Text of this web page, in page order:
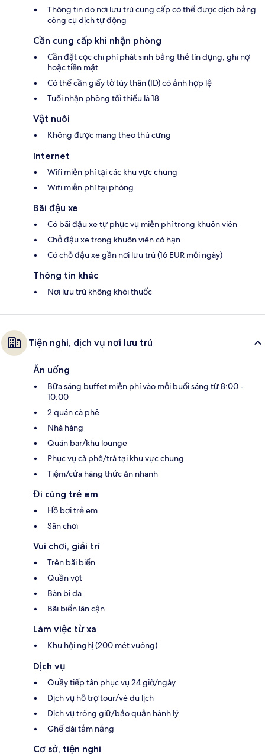
Thông tin do nơi lưu trú cung cấp có thể được dịch bằng
công cụ dịch tự động
Cần cung cấp khi nhận phòng
Cần đặt cọc chi phí phát sinh bằng thẻ tín dụng, ghi nợ
hoặc tiền mặt
Có thể cần giấy tờ tùy thân (ID) có ảnh hợp lệ
Tuổi nhận phòng tối thiểu là 18
Vật nuôi
Không được mang theo thú cưng
Internet
Wifi miễn phí tại các khu vực chung
Wifi miễn phí tại phòng
Bãi đậu xe
Có bãi đậu xe tự phục vụ miễn phí trong khuôn viên
Chỗ đậu xe trong khuôn viên có hạn
Có chỗ đậu xe gần nơi lưu trú (16 EUR mỗi ngày)
Thông tin khác
Nơi lưu trú không khói thuốc
Tiện nghi, dịch vụ nơi lưu trú
Ăn uống
Bữa sáng buffet miễn phí vào mỗi buổi sáng từ 8:00 -
10:00
2 quán cà phê
Nhà hàng
Quán bar/khu lounge
Phục vụ cà phê/trà tại khu vực chung
Tiệm/cửa hàng thức ăn nhanh
Đi cùng trẻ em
Hồ bơi trẻ em
Sân chơi
Vui chơi, giải trí
Trên bãi biển
Quần vợt
Bàn bi da
Bãi biển lân cận
Làm việc từ xa
Khu hội nghị (200 mét vuông)
Dịch vụ
Quầy tiếp tân phục vụ 24 giờ/ngày
Dịch vụ hỗ trợ tour/vé du lịch
Dịch vụ trông giữ/bảo quản hành lý
Ghế dài tắm nắng
Cơ sở, tiện nghi